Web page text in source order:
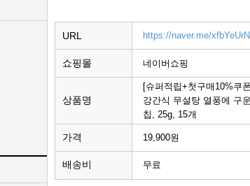
URL https://naver.me/xfbYeUrN
쇼핑몰 네이버쇼핑
상품명
[슈퍼적립+첫구매10%쿠
강간식 무설탕 열풍에 구
칩, 25g, 15개
가격 19,900원
배송비 무료